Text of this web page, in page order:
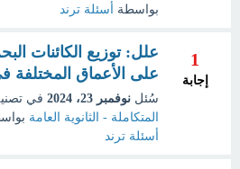
بواسطة
أسئلة ترند
1
إجابة
علل: توزيع الكائنات
على الأعماق المختلفة
سُئل نوفمبر 23، 2024 في
المتكاملة - الثانوية العامة
أسئلة ترند